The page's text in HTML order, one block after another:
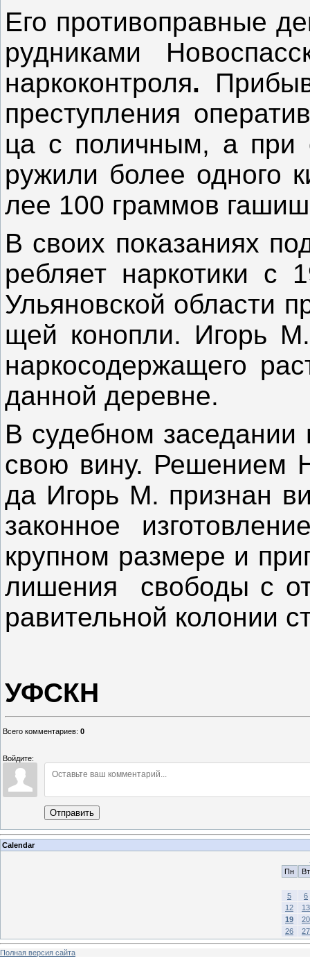
Его про­тивоп­равные
рудни­ками
наркоконтроля.
прес­тупле­ния
ца с по­лич­ным, а при
ружи­ли бо­лее од­но­го
лее 100 грам­мов
В сво­их по­каза­ни­ях
ребля­ет нар­ко­тики с
Ульяновс­кой об­ласти
щей ко­ноп­ли. Игорь
нар­ко­содер­жа­щего
дан­ной де­рев­не.
В су­деб­ном
свою ви­ну. Ре­шени­ем
да Игорь М. приз­нан
закон­ное
круп­ном раз­ме­ре и
ли­шения сво­боды с
ра­витель­ной ко­лонии
УФСКН
Всего комментариев: 0
Войдите:
Отправить
Calendar
Пн
Вт
5
6
12
13
19
20
26
27
Полная версия сайта